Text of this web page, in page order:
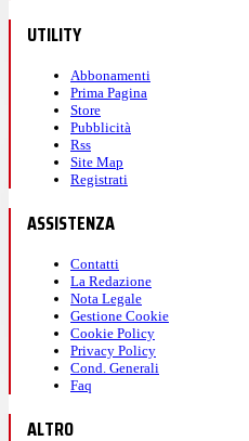
UTILITY
Abbonamenti
Prima Pagina
Store
Pubblicità
Rss
Site Map
Registrati
ASSISTENZA
Contatti
La Redazione
Nota Legale
Gestione Cookie
Cookie Policy
Privacy Policy
Cond. Generali
Faq
ALTRO